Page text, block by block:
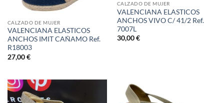
CALZADO DE MUJER
VALENCIANA ELASTICOS
ANCHOS IMIT CAÑAMO Ref.
R18003
27,00€
CALZADO DE MUJER
VALENCIANA ELASTICOS
ANCHOS VIVO C/ 41/2 Ref.
7007L
30,00€